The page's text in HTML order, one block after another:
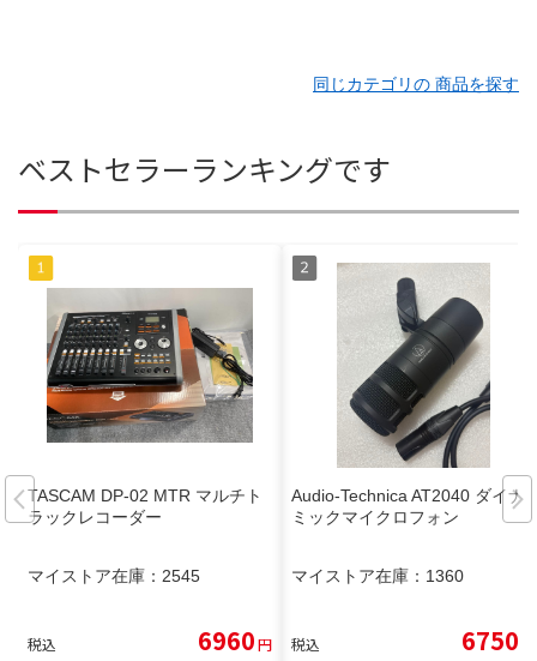
同じカテゴリの 商品を探す
ベストセラーランキングです
TASCAM DP-02 MTR マルチト
ラックレコーダー
マイストア在庫： 2545
税込 6960円
Audio-Technica AT2040 ダイナ
ミックマイクロフォン
マイストア在庫： 1360
税込 6750